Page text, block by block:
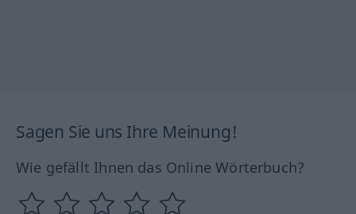
Sagen Sie uns Ihre Meinung!
Wie gefällt Ihnen das Online Wörterbuch?